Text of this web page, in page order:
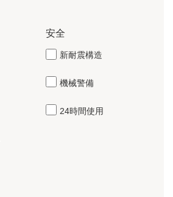
安全
新耐震構造
機械警備
24時間使用